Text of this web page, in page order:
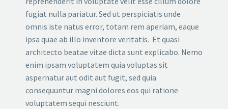
fugiat nulla pariatur. Sed ut perspiciatis unde
omnis iste natus error, totam rem aperiam, eaque
ipsa quae ab illo inventore veritatis. Et quasi
architecto beatae vitae dicta sunt explicabo. Nemo
enim ipsam voluptatem quia voluptas sit
aspernatur aut odit aut fugit, sed quia
consequuntur magni dolores eos qui ratione
voluptatem sequi nesciunt.